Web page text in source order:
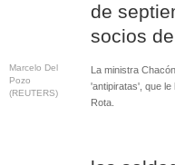
de
socios
Marcelo Del
Pozo
(REUTERS)
La ministra
'antipiratas', que
Rota.